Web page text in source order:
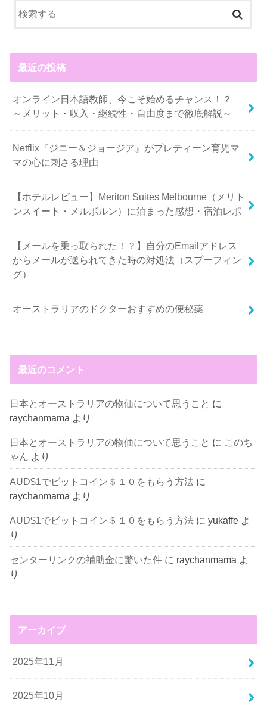
最近の投稿
オンライン日本語教師、今こそ始めるチャンス！？
～メリット・収入・継続性・自由度まで徹底解説～
Netflix『ジニー＆ジョージア』がプレティーン育児マ
マの心に刺さる理由
【ホテルレビュー】Meriton Suites Melbourne（メリト
ンスイート・メルボルン）に泊まった感想・宿泊レポ
【メールを乗っ取られた！？】自分のEmailアドレス
からメールが送られてきた時の対処法（スプーフィン
グ）
オーストラリアのドクターおすすめの便秘薬
最近のコメント
日本とオーストラリアの物価について思うこと に
raychanmama より
日本とオーストラリアの物価について思うこと に このち
ゃん より
AUD$1でビットコイン＄１０をもらう方法 に
raychanmama より
AUD$1でビットコイン＄１０をもらう方法 にyukaffe よ
り
センターリンクの補助金に驚いた件 に raychanmama よ
り
アーカイブ
2025年11月
2025年10月